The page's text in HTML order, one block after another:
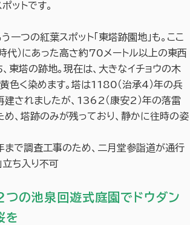
ットです。
一つの紅葉スポット「東塔跡園地」も。ここ
代）にあった高さ約70メートル以上の東西
東塔の跡地。現在は、大きなイチョウの木
色く染めます。塔は1180（治承4）年の兵
建されましたが、1362（康安2）年の落雷
、塔跡のみが残っており、静かに往時の姿
で調査工事のため、二月堂参詣道が通行
立ち入り不可
2つの池泉回遊式庭園でドウダン
を